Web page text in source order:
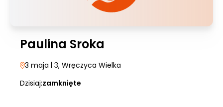
Paulina Sroka
3 maja | 3, Wręczyca Wielka
Dzisiaj:zamknięte